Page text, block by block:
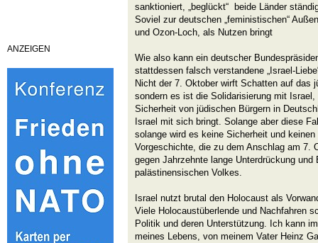
ANZEIGEN
sanktioniert, „beglückt“ beide Länder
Soviel zur deutschen „feministischen“
und Ozon-Loch, als Nutzen bringt
Wie also kann ein deutscher
stattdessen falsch verstandene „Israel-
Nicht der 7. Oktober wirft Schatten auf das
sondern es ist die Solidarisierung mit
Sicherheit von jüdischen Bürgern in
Israel mit sich bringt. Solange aber diese
solange wird es keine Sicherheit und
Vorgeschichte, die zu dem Anschlag am 7.
gegen Jahrzehnte lange Unterdrückung
palästinensischen Volkes.
Israel nutzt brutal den Holocaust als
Viele Holocaustüberlende und Nachfahren
Politik und deren Unterstützung. Ich kann
meines Lebens, von meinem Vater Heinz